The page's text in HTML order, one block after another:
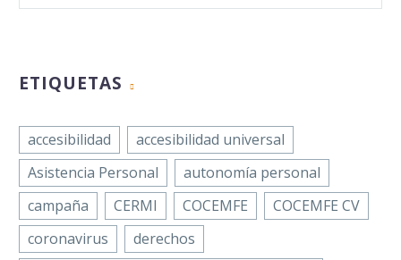
ETIQUETAS
accesibilidad
accesibilidad universal
Asistencia Personal
autonomía personal
campaña
CERMI COCEMFE
COCEMFE CV
coronavirus
derechos